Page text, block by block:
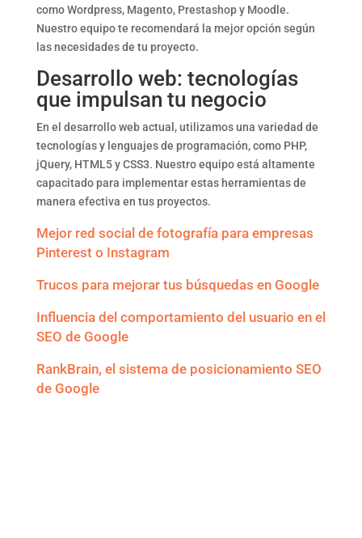
como Wordpress, Magento, Prestashop y Moodle.
Nuestro equipo te recomendará la mejor opción según
las necesidades de tu proyecto.
Desarrollo web: tecnologías
que impulsan tu negocio
En el desarrollo web actual, utilizamos una variedad de
tecnologías y lenguajes de programación, como PHP,
jQuery, HTML5 y CSS3. Nuestro equipo está altamente
capacitado para implementar estas herramientas de
manera efectiva en tus proyectos.
Mejor red social de fotografía para empresas
Pinterest o Instagram
Trucos para mejorar tus búsquedas en Google
Influencia del comportamiento del usuario en el
SEO de Google
RankBrain, el sistema de posicionamiento SEO
de Google